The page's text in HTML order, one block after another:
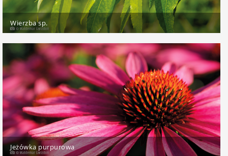
Wierzba sp.
Jeżówka purpurowa